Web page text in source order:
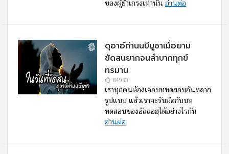
ของผู้ยำเกรงเท่านั้น อ่านต่อ
ดุอาอ์ท่านนบีมูซาเมื่อยาม
ขัดสนยากจนลำบากทุกข์
ทรมาน
84930
เราทุกคนต้องเจอบททดสอบอันหลาก
รูปแบบ แล้วเราจะรับมือกับบท
ทดสอบของอัลลอฮฺได้อย่างไรกัน
อ่านต่อ